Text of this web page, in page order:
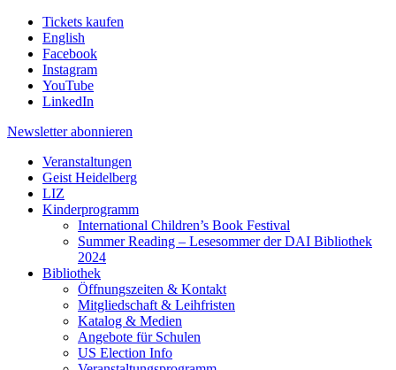
Tickets kaufen
English
Facebook
Instagram
YouTube
LinkedIn
Newsletter abonnieren
Veranstaltungen
Geist Heidelberg
LIZ
Kinderprogramm
International Children’s Book Festival
Summer Reading – Lesesommer der DAI Bibliothek
2024
Bibliothek
Öffnungszeiten & Kontakt
Mitgliedschaft & Leihfristen
Katalog & Medien
Angebote für Schulen
US Election Info